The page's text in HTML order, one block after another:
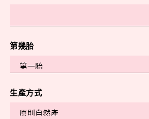
第幾胎
生產方式